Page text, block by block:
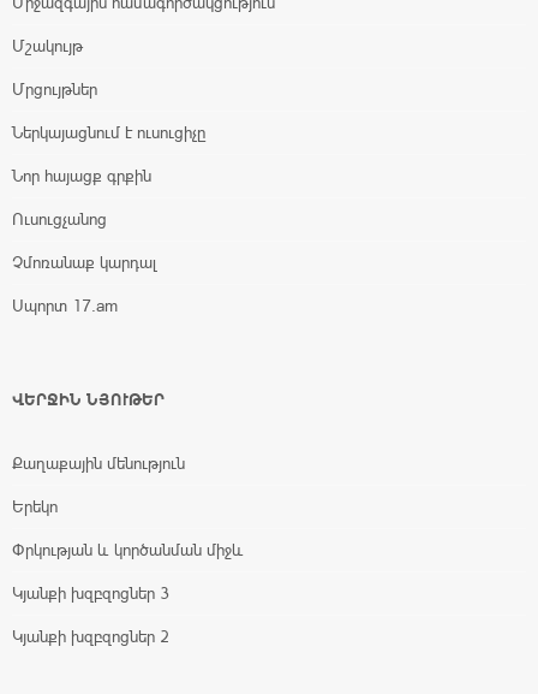
Մշակույթ
Մրցույթներ
Ներկայացնում է ուսուցիչը
Նոր հայացք գրքին
Ուսուցչանոց
Չմոռանաք կարդալ
Սպորտ 17.am
ՎԵՐՋԻՆ ՆՅՈՒԹԵՐ
Քաղաքային մենություն
Երեկո
Փրկության և կործանման միջև
Կյանքի խզբզոցներ 3
Կյանքի խզբզոցներ 2